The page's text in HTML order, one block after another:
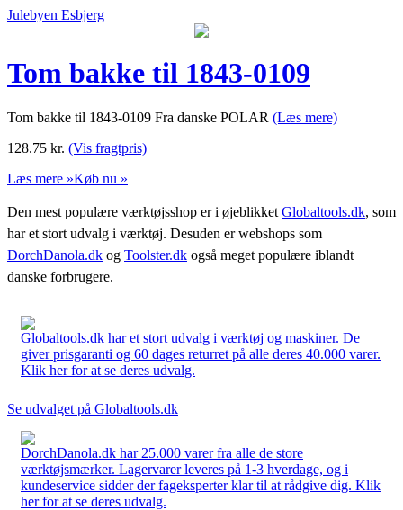
Julebyen Esbjerg
Tom bakke til 1843-0109
Tom bakke til 1843-0109 Fra danske POLAR (Læs mere)
128.75 kr. (Vis fragtpris)
Læs mere »Køb nu »
Den mest populære værktøjsshop er i øjeblikket Globaltools.dk, som
har et stort udvalg i værktøj. Desuden er webshops som
DorchDanola.dk og Toolster.dk også meget populære iblandt
danske forbrugere.
Globaltools.dk har et stort udvalg i værktøj og maskiner. De
giver prisgaranti og 60 dages returret på alle deres 40.000 varer.
Klik her for at se deres udvalg.
Se udvalget på Globaltools.dk
DorchDanola.dk har 25.000 varer fra alle de store
værktøjsmærker. Lagervarer leveres på 1-3 hverdage, og i
kundeservice sidder der fageksperter klar til at rådgive dig. Klik
her for at se deres udvalg.